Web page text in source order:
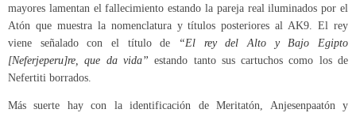
mayores lamentan el fallecimiento estando la pareja real iluminados por el
Atón que muestra la nomenclatura y títulos posteriores al AK9. El rey
viene señalado con el título de
“El rey del Alto y Bajo Egipto
[Neferjeperu]re, que da vida” estando tanto sus cartuchos como los de
Nefertiti borrados.
Más suerte hay con la identificación de Meritatón, Anjesenpaatón y